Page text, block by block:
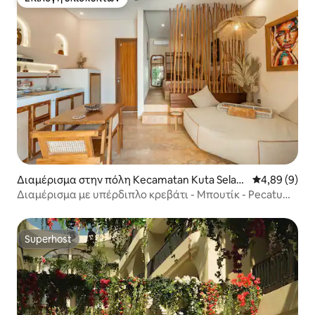
Επιλογή επισκεπτών
Διαμέρισμα στην πόλη Kecamatan Kuta Selata
n
Μέση
4,89 (9)
Διαμέρισμα με υπέρδιπλο κρεβάτι - Μπουτίκ - Pecatu
Superhost
Superhost